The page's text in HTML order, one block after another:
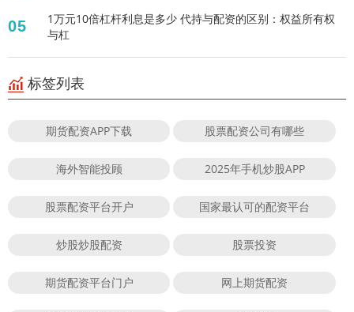
05
1万元10倍杠杆利息是多少 代持与配资的区别：权益所有权
与杠
标签列表
期货配资APP下载 股票配资公司有哪些
海外智能投顾 2025年手机炒股APP
股票配资平台开户 国家最认可的配资平台
炒股炒股配资 股票投资
期货配资平台门户 网上期货配资